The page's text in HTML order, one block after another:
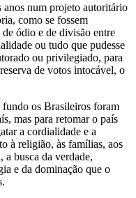
anos num projeto autoritário
como se fossem
ódio e de divisão entre
ou tudo que pudesse
ou privilegiado, para
de votos intocável, o
os Brasileiros foram
mas para retomar o país
a cordialidade e a
à religião, às famílias, aos
a busca da verdade,
e da dominação que o